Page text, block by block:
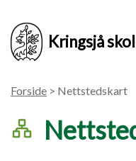
Kringsjå
Forside > Nettstedskart